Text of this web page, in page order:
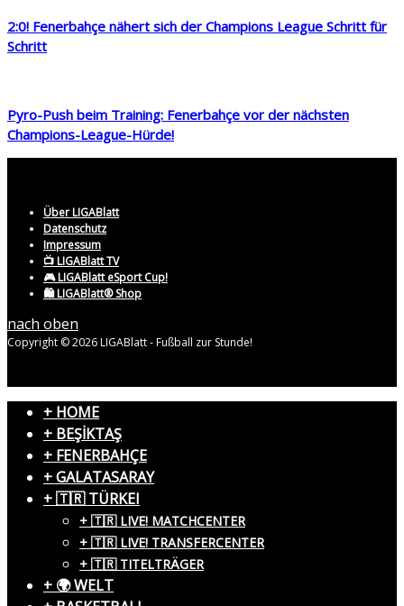
2:0! Fenerbahçe nähert sich der Champions League Schritt für
Schritt
Pyro-Push beim Training: Fenerbahçe vor der nächsten
Champions-League-Hürde!
Über LIGABlatt
Datenschutz
Impressum
📺 LIGABlatt TV
🎮 LIGABlatt eSport Cup!
🛍️ LIGABlatt® Shop
nach oben
Copyright © 2026 LIGABlatt - Fußball zur Stunde!
+ HOME
+ BEŞİKTAŞ
+ FENERBAHÇE
+ GALATASARAY
+ 🇹🇷 TÜRKEI
+ 🇹🇷 LIVE! MATCHCENTER
+ 🇹🇷 LIVE! TRANSFERCENTER
+ 🇹🇷 TITELTRÄGER
+ 🌍 WELT